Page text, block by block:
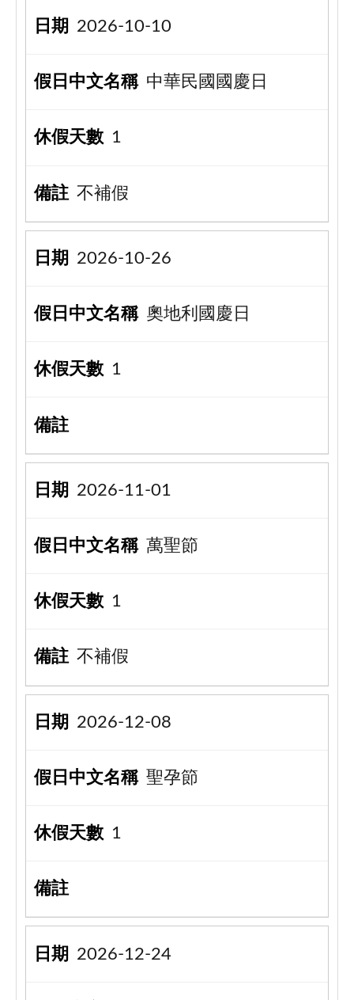
2026-10-10
中華民國國慶日
1
不補假
2026-10-26
奧地利國慶日
1
2026-11-01
萬聖節
1
不補假
2026-12-08
聖孕節
1
2026-12-24